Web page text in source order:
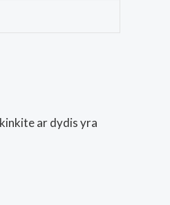
ar dydis yra